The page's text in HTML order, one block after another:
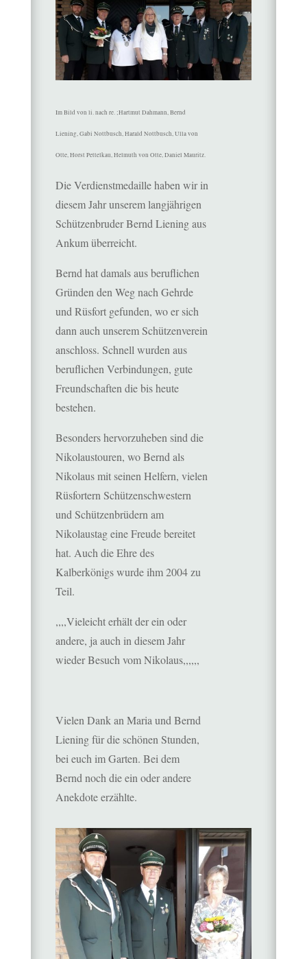
Im Bild von li. nach re. ;Hartmut Dahmann, Bernd
Liening, Gabi Nottbusch, Harald Nottbusch, Ulla von
Otte, Horst Pettelkau, Helmuth von Otte, Daniel Mauritz.
Die Verdienstmedaille haben wir in
diesem Jahr unserem langjährigen
Schützenbruder Bernd Liening aus
Ankum überreicht.
Bernd hat damals aus beruflichen
Gründen den Weg nach Gehrde
und Rüsfort gefunden, wo er sich
dann auch unserem Schützenverein
anschloss. Schnell wurden aus
beruflichen Verbindungen, gute
Freundschaften die bis heute
bestehen.
Besonders hervorzuheben sind die
Nikolaustouren, wo Bernd als
Nikolaus mit seinen Helfern, vielen
Rüsfortern Schützenschwestern
und Schützenbrüdern am
Nikolaustag eine Freude bereitet
hat. Auch die Ehre des
Kalberkönigs wurde ihm 2004 zu
Teil.
,,,,Vieleicht erhält der ein oder
andere, ja auch in diesem Jahr
wieder Besuch vom Nikolaus,,,,,,
Vielen Dank an Maria und Bernd
Liening für die schönen Stunden,
bei euch im Garten. Bei dem
Bernd noch die ein oder andere
Anekdote erzählte.